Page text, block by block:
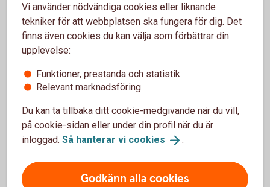
misstag, har du inte rätt att använda dessa. Det finns
undantag, som nämnts ovan, om du redan använt pengarna
eftersom du inte insett att pengarna hamnat på kontot av
misstag och inte var avsedda för dig, det vill säga att du var
i god tro, men det kan vara mycket svårt att få rätt genom
att påstå det. Har personen som fört över pengarna eller
hos dig av misstag kan du inte hävda god tro.
Kontakta genast din bank när du upptäcker att du har fått
återföra dem på rätt sätt.
Vi använder nödvändiga cookies eller liknande
tekniker för att webbplatsen ska fungera för dig. Det
finns även cookies du kan välja som förbättrar din
upplevelse:
Funktioner, prestanda och statistik
Relevant marknadsföring
Du kan ta tillbaka ditt cookie-medgivande när du vill,
på cookie-sidan eller under din profil när du är
inloggad. Så hanterar vi cookies .
Godkänn alla cookies